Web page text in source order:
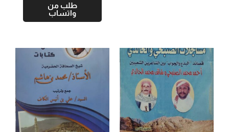
طلب من
واتساب